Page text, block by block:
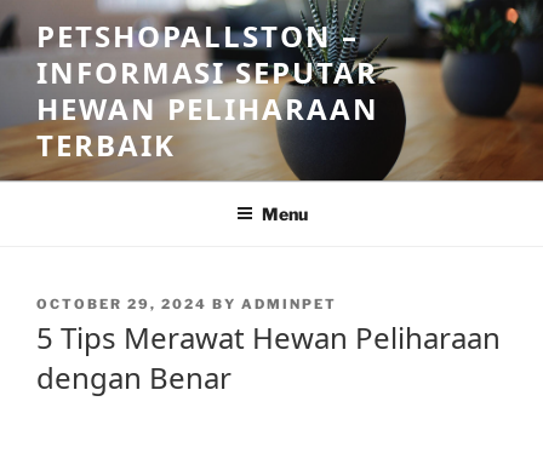
Skip
to
content
PETSHOPALLSTON –
INFORMASI SEPUTAR
HEWAN PELIHARAAN
TERBAIK
Menu
POSTED
OCTOBER 29, 2024 BY ADMINPET
5 Tips Merawat Hewan Peliharaan
dengan Benar